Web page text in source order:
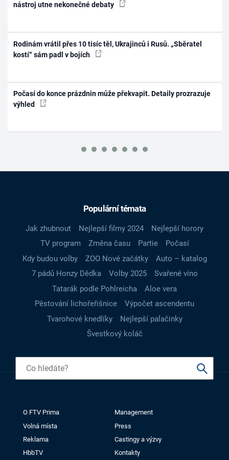
nástroj utne nekonečné debaty
Rodinám vrátil přes 10 tisíc těl, Ukrajinců i Rusů. „Sběratel
kostí“ sám padl v bojích
Počasí do konce prázdnin může překvapit. Detaily prozrazuje
výhled
Populární témata
Jak zhubnout Nejlepší filmy 2024
Nejlepší horory
TV program
Změna času Partie
Počasí
Kdy budou volby
ZOO Nové začátky
Auto – katalog
7 pádů Honzy Dědka
Volby 2025
Svařené víno
Tatarák podle Pohlreicha
Aloe vera
Pěstování lichořeřišnice
Výpočet ascendentu
Tvarohové knedlíky
Nejlepší palačinky
Švestkový koláč
O FTV Prima
Management
Volná místa
Press
Reklama
Castingy a výzvy
HbbTV
Kontakty